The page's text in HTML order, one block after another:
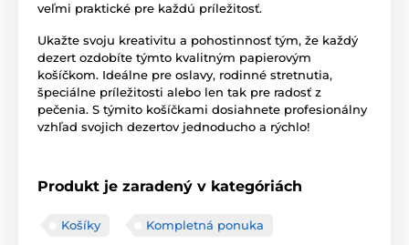
veľmi praktické pre každú príležitosť.
Ukažte svoju kreativitu a pohostinnosť tým, že každý
dezert ozdobíte týmto kvalitným papierovým
košíčkom. Ideálne pre oslavy, rodinné stretnutia,
špeciálne príležitosti alebo len tak pre radosť z
pečenia. S týmito košíčkami dosiahnete profesionálny
vzhľad svojich dezertov jednoducho a rýchlo!
Produkt je zaradený v kategóriách
Košíky Kompletná ponuka